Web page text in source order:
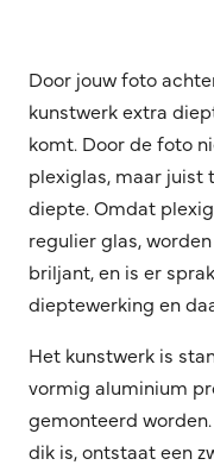
Door jouw foto
kunstwerk extra
komt. Door de foto
plexiglas, maar juist
diepte. Omdat
regulier glas,
briljant, en is er
dieptewerking en
Het kunstwerk is
vormig aluminium
gemonteerd
dik is, ontstaat een